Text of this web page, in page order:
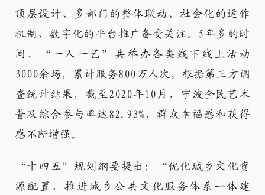
顶层设计、多部门的整体联动、社会化的运作
机制、数字化的平台推广备受关注。5年多的时
间，“一人一艺”共举办各类线下线上活动
3000余场，累计服务800万人次。根据第三方调
查统计结果，截至2020年10月，宁波全民艺术
普及综合参与率达82.93%，群众幸福感和获得
感不断增强。
“十四五”规划纲要提出：“优化城乡文化资
源配置，推进城乡公共文化服务体系一体建